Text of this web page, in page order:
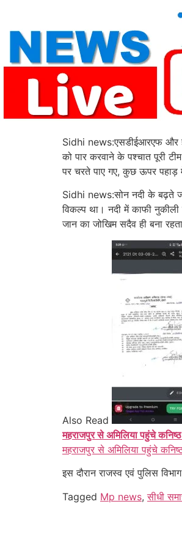
content
Sidhi news:एसडीईआरएफ और
को पार करवाने के पश्चात पूरी
पर चरते पाए गए, कुछ ऊपर पहाड़
Sidhi news:सोन नदी के बढ़ते
विकल्प था। नदी में काफी नुकीली
जान का जोखिम सदैव ही बना
Also Read
महराजपुर से अमिलिया पहुंचे
महराजपुर से अमिलिया पहुंचे
इस दौरान राजस्व एवं पुलिस
Tagged Mp news,सीधी